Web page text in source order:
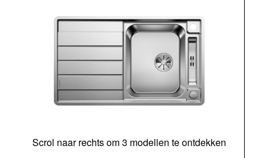
Scrol naar rechts om 3 modellen te ontdekken